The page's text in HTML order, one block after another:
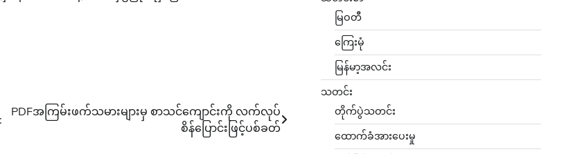
PDFအကြမ်းဖက်သမားများမှ စာသင်ကျောင်းကို လက်လုပ်
စိန်ပြောင်းဖြင့်ပစ်ခတ်
မြဝတီ
ကြေးမုံ
မြန်မာ့အလင်း
သတင်း
တိုက်ပွဲသတင်း
ထောက်ခံအားပေးမှု